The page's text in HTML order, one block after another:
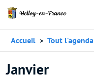
Accueil Tout l'agenda
Janvier